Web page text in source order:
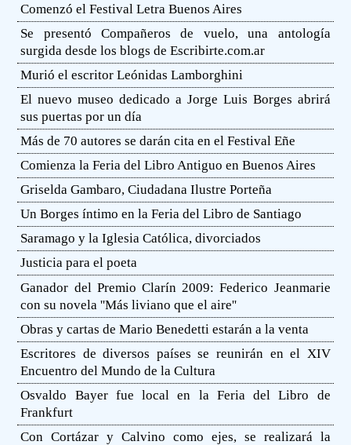
Comenzó el Festival Letra Buenos Aires
Se presentó Compañeros de vuelo, una antología
surgida desde los blogs de Escribirte.com.ar
Murió el escritor Leónidas Lamborghini
El nuevo museo dedicado a Jorge Luis Borges abrirá
sus puertas por un día
Más de 70 autores se darán cita en el Festival Eñe
Comienza la Feria del Libro Antiguo en Buenos Aires
Griselda Gambaro, Ciudadana Ilustre Porteña
Un Borges íntimo en la Feria del Libro de Santiago
Saramago y la Iglesia Católica, divorciados
Justicia para el poeta
Ganador del Premio Clarín 2009: Federico Jeanmarie
con su novela ''Más liviano que el aire''
Obras y cartas de Mario Benedetti estarán a la venta
Escritores de diversos países se reunirán en el XIV
Encuentro del Mundo de la Cultura
Osvaldo Bayer fue local en la Feria del Libro de
Frankfurt
Con Cortázar y Calvino como ejes, se realizará la